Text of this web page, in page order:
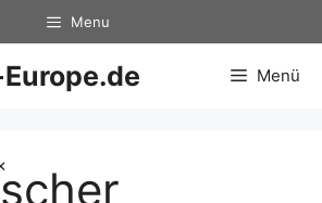
Menu
Menü